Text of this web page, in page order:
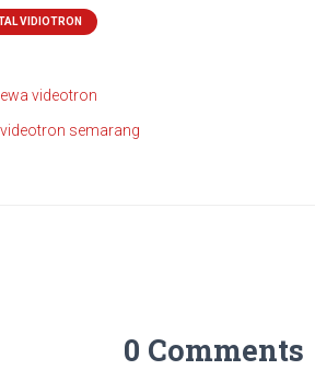
VIDIOTRON
videotron
videotron semarang
0 Comments